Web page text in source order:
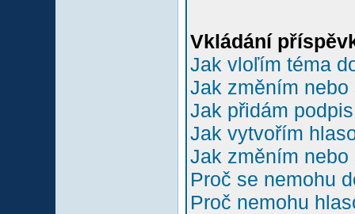
Vkládání
Jak vloľím téma
Jak změním
Jak přidám
Jak vytvořím
Jak změním
Proč se nemohu
Proč nemohu